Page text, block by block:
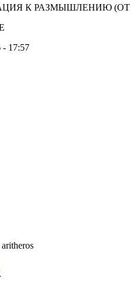
К РАЗМЫШЛЕНИЮ (ОТ/ИИ)
- 17:57